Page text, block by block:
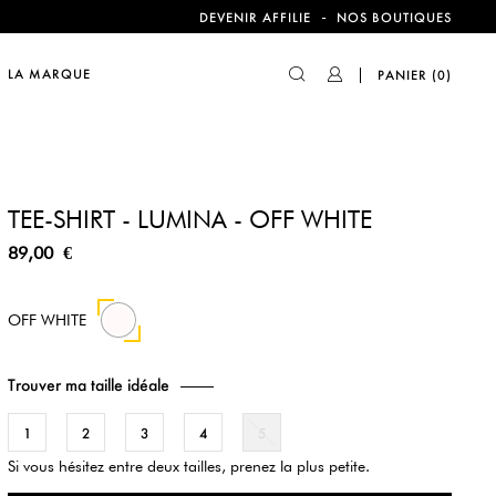
!
DEVENIR AFFILIE - NOS BOUTIQUES
LA MARQUE PANIER (0)
TEE-SHIRT - LUMINA - OFF WHITE
89,00 €
OFF WHITE
Trouver ma taille idéale
1 2 3 4
Si vous hésitez entre deux tailles, prenez la plus petite.